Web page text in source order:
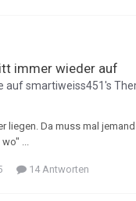
immer wieder auf
aufsmartiweiss451's
liegen. Da muss mal
...
14 Antworten